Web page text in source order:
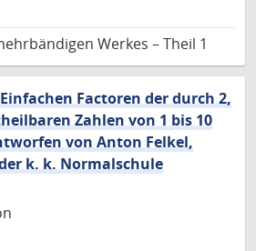
Werkes – Theil 1
Factoren der durch 2,
Zahlen von 1 bis 10
von Anton Felkel,
k. k. Normalschule